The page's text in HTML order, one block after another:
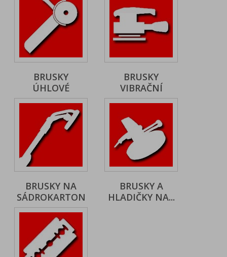
BRUSKY
ÚHLOVÉ
BRUSKY
VIBRAČNÍ
BRUSKY NA
SÁDROKARTON
BRUSKY A
HLADIČKY NA...